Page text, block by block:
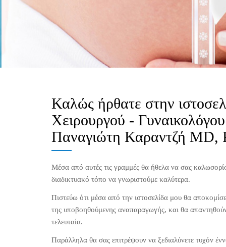
Καλώς ήρθατε στην
Χειρουργού - Γυναικολόγου
Παναγιώτη Καραντζή ΜD,
Μέσα από αυτές τις γραμμές θα ήθελα να σας
διαδικτυακό τόπο να γνωριστούμε καλύτερα.
Πιστεύω ότι μέσα από την ιστοσελίδα μου θα
της υποβοηθούμενης αναπαραγωγής, και θα
τελευταία.
Παράλληλα θα σας επιτρέψουν να ξεδιαλύνετε τυχόν